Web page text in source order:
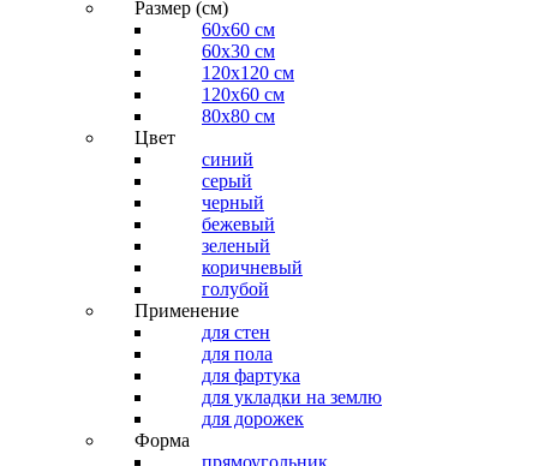
Размер (см)
60х60 см
60x30 см
120x120 см
120x60 см
80x80 см
Цвет
синий
серый
черный
бежевый
зеленый
коричневый
голубой
Применение
для стен
для пола
для фартука
для укладки на землю
для дорожек
Форма
прямоугольник